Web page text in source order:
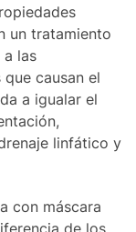
un tratamiento
las
causan el
a igualar el
linfático y
con máscara